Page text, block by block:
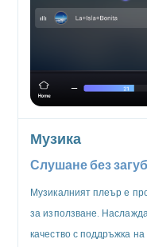
Музика
Слушане без
Музикалният плеър е
за използване.
качество с поддръжка